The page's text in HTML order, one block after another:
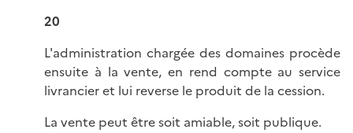
20
L'administration chargée des domaines procède
ensuite à la vente, en rend compte au service
livrancier et lui reverse le produit de la cession.
La vente peut être soit amiable, soit publique.